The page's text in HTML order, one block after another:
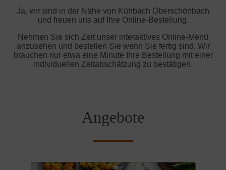
Ja, wir sind in der Nähe von Kühbach Oberschönbach
und freuen uns auf Ihre Online-Bestellung.
Nehmen Sie sich Zeit unser interaktives Online-Menü
anzusehen und bestellen Sie wenn Sie fertig sind. Wir
brauchen nur etwa eine Minute Ihre Bestellung mit einer
individuellen Zeitabschätzung zu bestätigen.
Angebote